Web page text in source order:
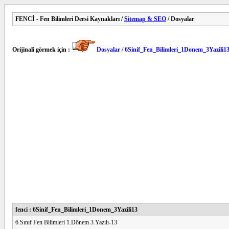
FENCİ - Fen Bilimleri Dersi Kaynakları /Sitemap & SEO / Dosyalar
Orijinali görmek için : Dosyalar / 6Sinif_Fen_Bilimleri_1Donem_3Yazili13
fenci : 6Sinif_Fen_Bilimleri_1Donem_3Yazili13
6.Sınıf Fen Bilimleri 1.Dönem 3.Yazılı-13